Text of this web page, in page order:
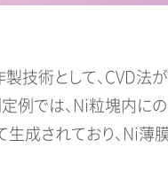
技術として、CVD法
例では、Ni粒塊内に
生成されており、Ni薄